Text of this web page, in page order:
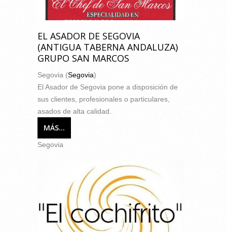
EL ASADOR DE SEGOVIA
(ANTIGUA TABERNA ANDALUZA)
GRUPO SAN MARCOS
Segovia (Segovia)
El Asador de Segovia pone a disposición de
sus clientes, profesionales o particulares,
asados de alta calidad.
MÁS...
Segovia